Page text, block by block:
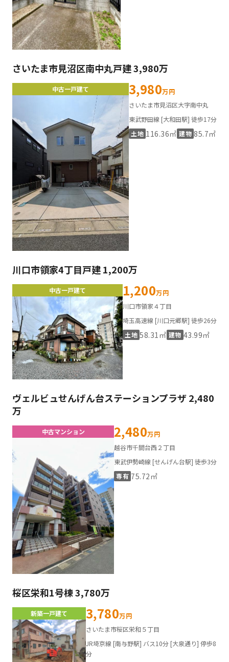
さいたま市見沼区南中丸戸建 3,980万
中古一戸建て 3,980万円
さいたま市見沼区大字南中丸
東武野田線 [大和田駅] 徒歩17分
土地 116.36㎡ 建物 85.7㎡
川口市領家4丁目戸建 1,200万
中古一戸建て 1,200万円
川口市領家４丁目
埼玉高速線 [川口元郷駅] 徒歩26分
土地 58.31㎡ 建物 43.99㎡
ヴェルビュせんげん台ステーションプラザ 2,480
万
中古マンション 2,480万円
越谷市千間台西２丁目
東武伊勢崎線 [せんげん台駅] 徒歩3分
専有 75.72㎡
桜区栄和1号棟 3,780万
新築一戸建て 3,780万円
さいたま市桜区栄和５丁目
JR埼京線 [南与野駅] バス10分 [大泉通り] 停歩8
分